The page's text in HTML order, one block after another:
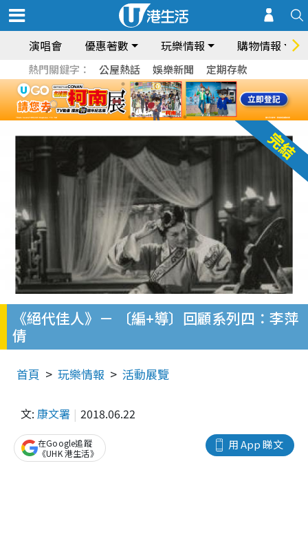
演唱會 優惠著數 玩樂情報 購物情報
熱門關鍵字： 公屋熱話 娛樂新聞 定期存款
《絕代佳人》－ 〔編+導〕回顧系列四：李萍
倩
首頁 玩樂情報 活動展覽
文: 康文署 2018.06.22
用 App 睇文
在Google追蹤
《UHK 港生活》